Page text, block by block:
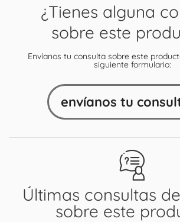
Últimas consultas
sobre este
¿Tienes alguna
sobre este
Envíanos tu consulta sobre este
siguiente formulario:
envíanos tu